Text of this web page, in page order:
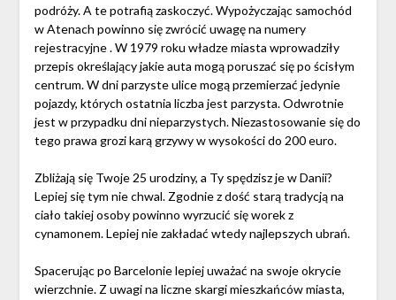
podróży. A te potrafią zaskoczyć. Wypożyczając samochód
w Atenach powinno się zwrócić uwagę na numery
rejestracyjne . W 1979 roku władze miasta wprowadziły
przepis określający jakie auta mogą poruszać się po ścisłym
centrum. W dni parzyste ulice mogą przemierzać jedynie
pojazdy, których ostatnia liczba jest parzysta. Odwrotnie
jest w przypadku dni nieparzystych. Niezastosowanie się do
tego prawa grozi karą grzywy w wysokości do 200 euro.
Zbliżają się Twoje 25 urodziny, a Ty spędzisz je w Danii?
Lepiej się tym nie chwal. Zgodnie z dość starą tradycją na
ciało takiej osoby powinno wyrzucić się worek z
cynamonem. Lepiej nie zakładać wtedy najlepszych ubrań.
Spacerując po Barcelonie lepiej uważać na swoje okrycie
wierzchnie. Z uwagi na liczne skargi mieszkańców miasta,